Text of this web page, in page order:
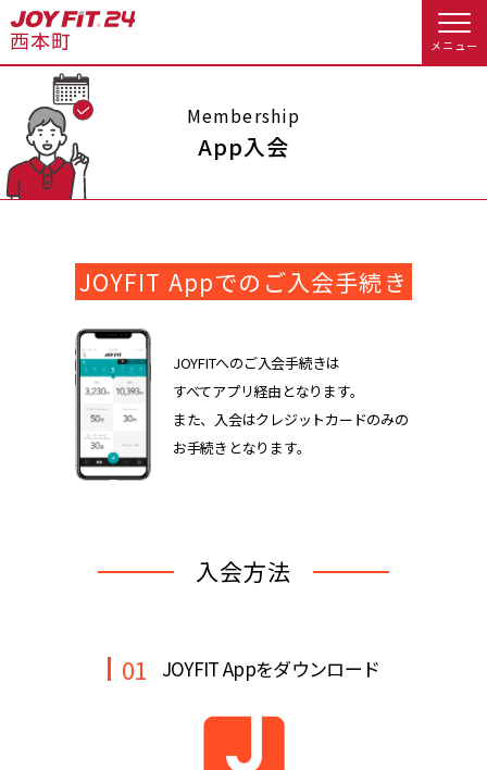
メニュー
店舗トップ
会員様へのお知らせ 予約する
休会お手続き
店舗情報・サービス
よくあるご質問 店舗へのお問い合わせ
入会のお手続きをする
入会するトップ
Appで入会手続き料金・サービス等詳しく見る
入会を悩まれている方へトップ
店舗情報・サービス
よくあるご質問 店舗へのお問い合わせ
JOYFIT総合トップ
Membership
App入会
JOYFIT Appでのご入会手続き
JOYFITへのご入会手続きは
すべてアプリ経由となります。
また、入会はクレジットカードのみの
お手続きとなります。
入会方法
01 JOYFIT Appをダウンロード